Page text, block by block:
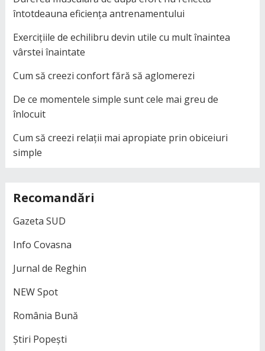
întotdeauna eficiența antrenamentului
Exercițiile de echilibru devin utile cu mult înaintea
vârstei înaintate
Cum să creezi confort fără să aglomerezi
De ce momentele simple sunt cele mai greu de
înlocuit
Cum să creezi relații mai apropiate prin obiceiuri
simple
Recomandări
Gazeta SUD
Info Covasna
Jurnal de Reghin
NEW Spot
România Bună
Știri Popești